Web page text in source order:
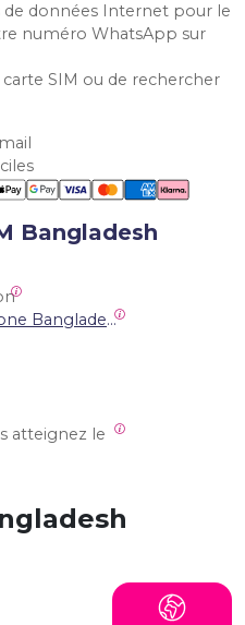
de données Internet pour le
numéro WhatsApp sur
SIM ou de rechercher
Bangladesh
Grameenphone Bangladesh, Banglalink Digital Communications